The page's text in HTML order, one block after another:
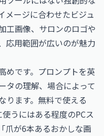
メージに合わせたビジュ
工画像、サロンのロゴや
応用範囲が広いのが魅力
めです。プロンプトを英
タの理解、場合によって
ります。無料で使える
うにはある程度のPCス
爪が6本あるおかしな画